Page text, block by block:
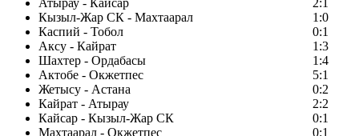
Атырау - Кайсар
2:1
Кызыл-Жар СК - Махтаарал
1:0
Каспий - Тобол
0:1
Аксу - Кайрат
1:3
Шахтер - Ордабасы
1:4
Актобе - Окжетпес
5:1
Жетысу - Астана
0:2
Кайрат - Атырау
2:2
Кайсар - Кызыл-Жар СК
0:1
Махтаарал - Окжетпес
0:1